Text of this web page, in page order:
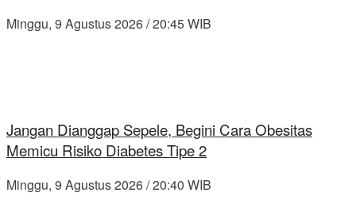
Minggu, 9 Agustus 2026 / 20:45 WIB
Jangan Dianggap Sepele, Begini Cara Obesitas
Memicu Risiko Diabetes Tipe 2
Minggu, 9 Agustus 2026 / 20:40 WIB